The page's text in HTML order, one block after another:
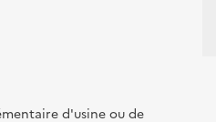
d'usine ou de